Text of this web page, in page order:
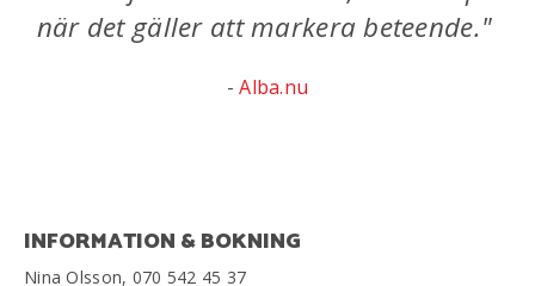
när det gäller att markera beteende."
-Alba.nu
INFORMATION & BOKNING
Nina Olsson, 070 542 45 37